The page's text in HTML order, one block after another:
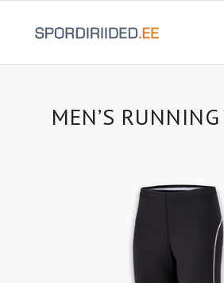
MEN’S